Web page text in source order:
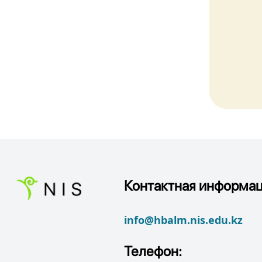
Контактная
info@hbalm.nis.edu.kz
Телефон: